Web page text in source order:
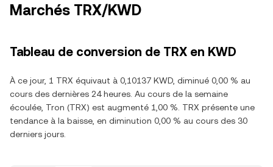
Marchés TRX/KWD
Tableau de conversion de TRX en KWD
À ce jour, 1 TRX équivaut à 0,10137 KWD, diminué 0,00 % au
cours des dernières 24 heures. Au cours de la semaine
écoulée, Tron (TRX) est augmenté 1,00 %. TRX présente une
tendance à la baisse, en diminution 0,00 % au cours des 30
derniers jours.